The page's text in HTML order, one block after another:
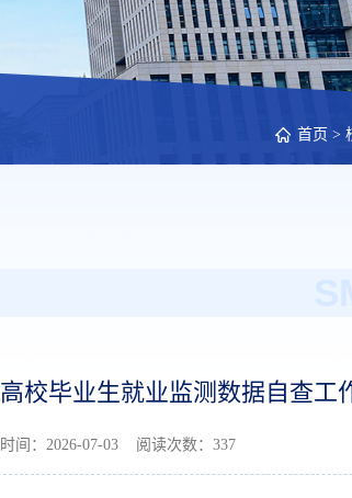
首页 >
校毕业生就业监测数据自查工
间：2026-07-03 阅读次数： 337